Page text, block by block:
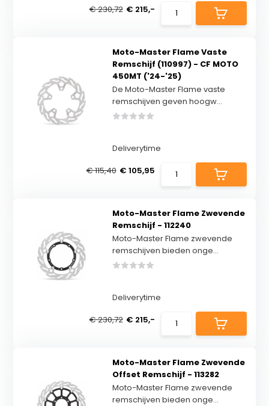
€ 230,72 € 215,-
Moto-Master Flame Vaste
Remschijf (110997) - CF MOTO
450MT ('24-'25)
De Moto-Master Flame vaste
remschijven geven hoogw...
Deliverytime
€ 115,40 € 105,95
Moto-Master Flame Zwevende
Remschijf - 112240
Moto-Master Flame zwevende
remschijven bieden onge...
Deliverytime
€ 230,72 € 215,-
Moto-Master Flame Zwevende
Offset Remschijf - 113282
Moto-Master Flame zwevende
remschijven bieden onge...